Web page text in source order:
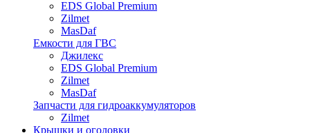
EDS Global Premium
Zilmet
MasDaf
Емкости для ГВС
Джилекс
EDS Global Premium
Zilmet
MasDaf
Запчасти для гидроаккумуляторов
Zilmet
Крышки и оголовки